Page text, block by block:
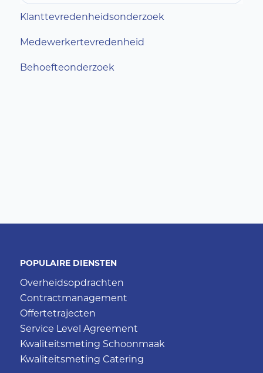
Klanttevredenheidsonderzoek
Medewerkertevredenheid
Behoefteonderzoek
POPULAIRE DIENSTEN
Overheidsopdrachten
Contractmanagement
Offertetrajecten
Service Level Agreement
Kwaliteitsmeting Schoonmaak
Kwaliteitsmeting Catering